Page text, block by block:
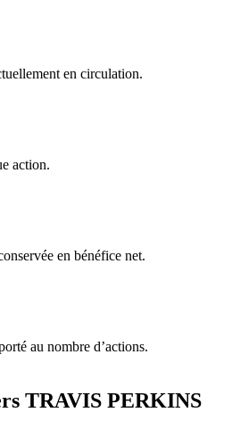
en circulation.
action.
en bénéfice net.
au nombre d’actions.
TRAVIS PERKINS